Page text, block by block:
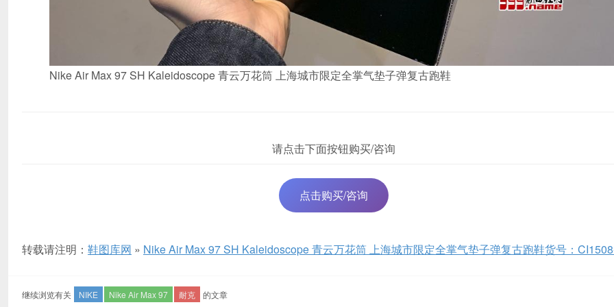
Nike Air Max 97 SH Kaleidoscope 青云万花筒 上海城市限定全掌气垫子弹复古跑鞋
请点击下面按钮购买/咨询
点击购买/咨询
转载请注明： 鞋图库网 » Nike Air Max 97 SH Kaleidoscope 青云万花筒 上海城市限定全掌气垫子弹复古跑鞋货号：
继续浏览有关 NIKE Nike Air Max 97 耐克 的文章